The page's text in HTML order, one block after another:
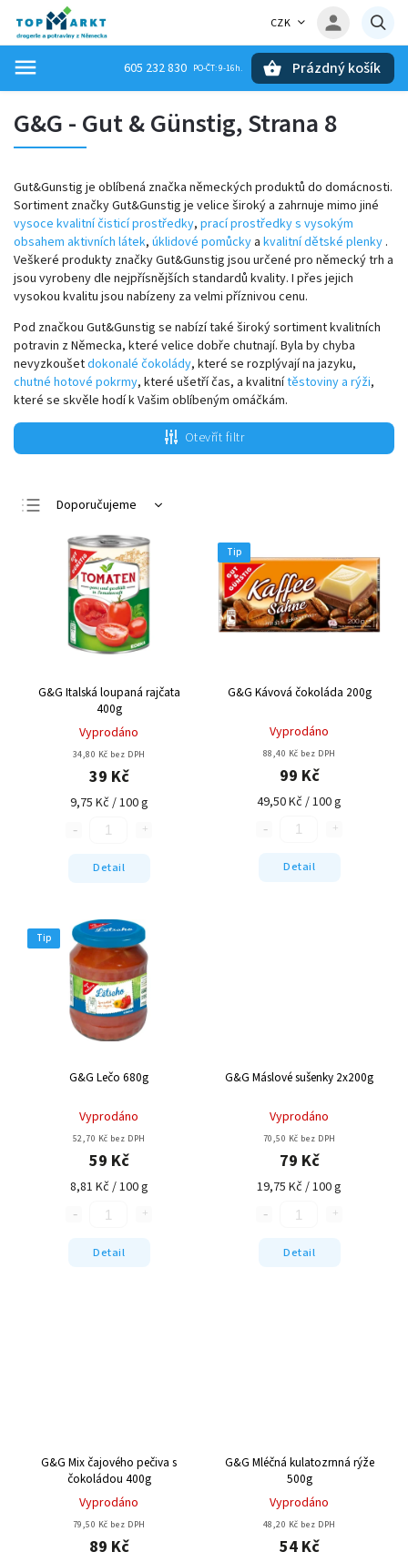
CZK
605 232 830 Prázdný košík
G&G - Gut & Günstig, Strana 8
Gut&Gunstig je oblíbená značka německých produktů do domácnosti.
Sortiment značky Gut&Gunstig je velice široký a zahrnuje mimo jiné
vysoce kvalitní čisticí prostředky, prací prostředky s vysokým
obsahem aktivních látek, úklidové pomůcky a kvalitní dětské plenky .
Veškeré produkty značky Gut&Gunstig jsou určené pro německý trh a
jsou vyrobeny dle nejpřísnějších standardů kvality. I přes jejich
vysokou kvalitu jsou nabízeny za velmi příznivou cenu.
Pod značkou Gut&Gunstig se nabízí také široký sortiment kvalitních
potravin z Německa, které velice dobře chutnají. Byla by chyba
nevyzkoušetdokonalé čokolády, které se rozplývají na jazyku,
chutné hotové pokrmy, které ušetří čas, a kvalitnítěstoviny a rýži,
které se skvěle hodí k Vašim oblíbeným omáčkám.
Otevřít filtr
Doporučujeme
Nejlevnější
Nejdražší
Nejprodávanější
Abecedně
G&G Italská loupaná rajčata
400g
Vyprodáno
34,80 Kč bez DPH
39 Kč
9,75 Kč / 100 g
Detail
Tip
G&G Kávová čokoláda 200g
Vyprodáno
88,40 Kč bez DPH
99 Kč
49,50 Kč / 100 g
Detail
Tip
G&G Lečo 680g
Vyprodáno
52,70 Kč bez DPH
59 Kč
8,81 Kč / 100 g
Detail
G&G Máslové sušenky 2x200g
Vyprodáno
70,50 Kč bez DPH
79 Kč
19,75 Kč / 100 g
Detail
G&G Mix čajového pečiva s
čokoládou 400g
Vyprodáno
79,50 Kč bez DPH
89 Kč
G&G Mléčná kulatozrnná rýže
500g
Vyprodáno
48,20 Kč bez DPH
54 Kč